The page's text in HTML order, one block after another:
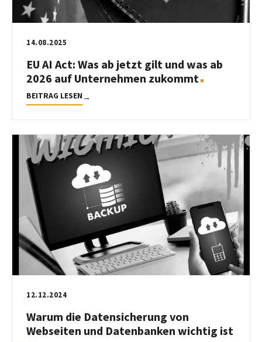
14.08.2025
EU AI Act: Was ab jetzt gilt und was ab
2026 auf Unternehmen zukommt
BEITRAG LESEN→
12.12.2024
Warum die Datensicherung von
Webseiten und Datenbanken wichtig ist